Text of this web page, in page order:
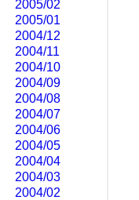
2005/02
2005/01
2004/12
2004/11
2004/10
2004/09
2004/08
2004/07
2004/06
2004/05
2004/04
2004/03
2004/02